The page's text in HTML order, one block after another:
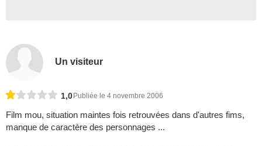
Un visiteur
1,0 Publiée le 4 novembre 2006
Film mou, situation maintes fois retrouvées dans d'autres fims,
manque de caractère des personnages ...